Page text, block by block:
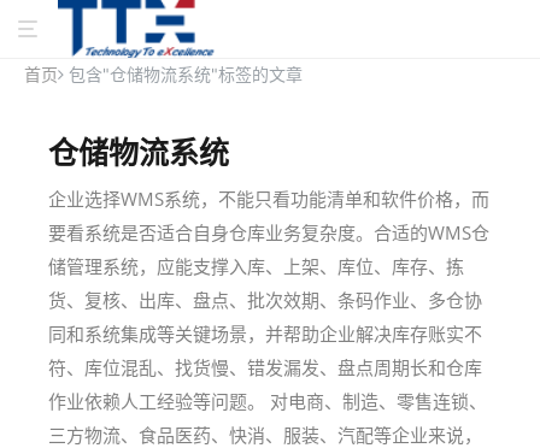
首页 包含"仓储物流系统"标签的文章
仓储物流系统
企业选择WMS系统，不能只看功能清单和软件价格，而
要看系统是否适合自身仓库业务复杂度。合适的WMS仓
储管理系统，应能支撑入库、上架、库位、库存、拣
货、复核、出库、盘点、批次效期、条码作业、多仓协
同和系统集成等关键场景，并帮助企业解决库存账实不
符、库位混乱、找货慢、错发漏发、盘点周期长和仓库
作业依赖人工经验等问题。 对电商、制造、零售连锁、
三方物流、食品医药、快消、服装、汽配等企业来说，